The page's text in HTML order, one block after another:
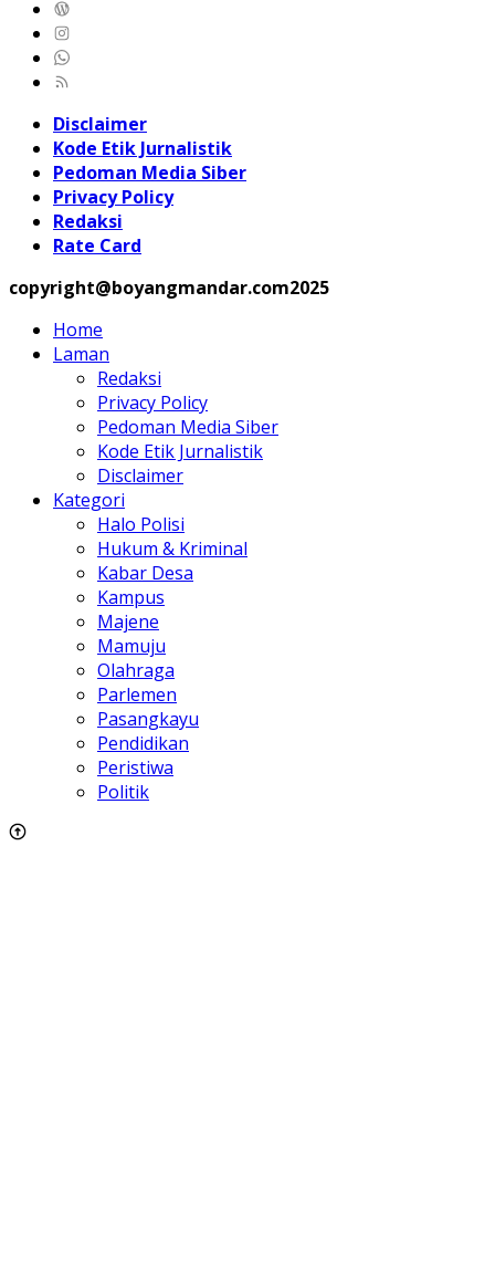
Disclaimer
Kode Etik Jurnalistik
Pedoman Media Siber
Privacy Policy
Redaksi
Rate Card
copyright@boyangmandar.com2025
Home
Laman
Redaksi
Privacy Policy
Pedoman Media Siber
Kode Etik Jurnalistik
Disclaimer
Kategori
Halo Polisi
Hukum & Kriminal
Kabar Desa
Kampus
Majene
Mamuju
Olahraga
Parlemen
Pasangkayu
Pendidikan
Peristiwa
Politik